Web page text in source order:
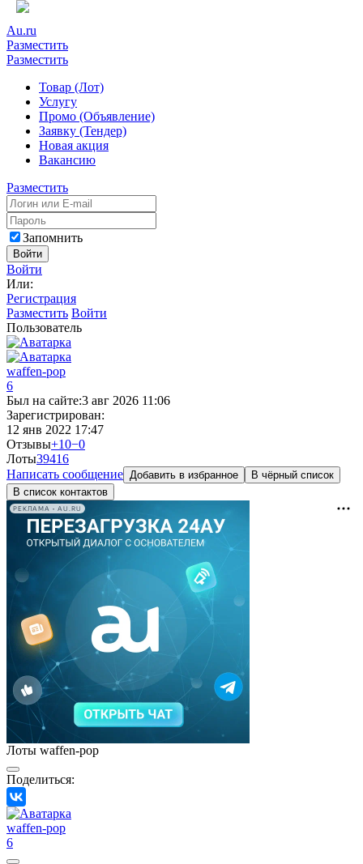
Au.ru
Разместить
Разместить
Товар (Лот)
Услугу
Промо (Объявление)
Заявку (Тендер)
Новая акция
Вакансию
Разместить
Запомнить
Войти
Войти
Или:
Регистрация
Разместить Войти
Пользователь
waffen-pop
6
Был на сайте:3 авг 2026 11:06
Зарегистрирован:
12 янв 2022 17:47
Отзывы+10−0
Лоты39416
Написать сообщение Добавить в избранное
В чёрный список
В список контактов
РЕКЛАМА • AU.RU
Лоты waffen-pop
Поделиться:
waffen-pop
6